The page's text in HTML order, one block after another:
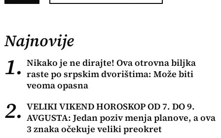
Najnovije
1. Nikako je ne dirajte! Ova otrovna biljka
raste po srpskim dvorištima: Može biti
veoma opasna
2. VELIKI VIKEND HOROSKOP OD 7. DO 9.
AVGUSTA: Jedan poziv menja planove, a ova
3 znaka očekuje veliki preokret